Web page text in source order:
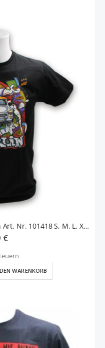
Berlin T-Shirt in mehrer Größen Art. Nr. 101418 S, M, L, XL, XXL
€
WARENKORB